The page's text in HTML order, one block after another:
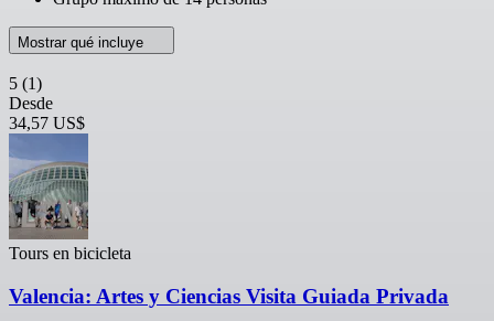
Mostrar qué incluye
5 (1)
Desde
34,57 US$
Tours en bicicleta
Valencia: Artes y Ciencias Visita Guiada Privada